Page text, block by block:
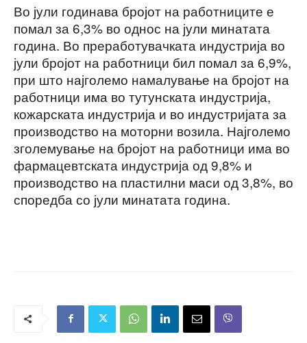
Во јули годинава бројот на работниците е
помал за 6,3% во однос на јули минатата
година. Во преработувачката индустрија во
јули бројот на работници бил помал за 6,9%,
при што најголемо намалување на бројот на
работници има во тутунската индустрија,
кожарската индустрија и во индустријата за
производство на моторни возила. Најголемо
зголемување на бројот на работници има во
фармацевтската индустрија од 9,8% и
производство на пластилни маси од 3,8%, во
споредба со јули минатата година.